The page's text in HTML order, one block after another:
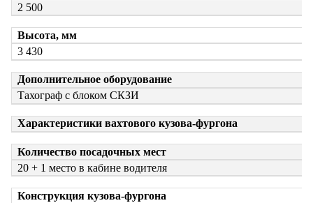
2 500
Высота, мм
3 430
Дополнительное оборудование
Тахограф с блоком СКЗИ
Характеристики вахтового кузова-фургона
Количество посадочных мест
20 + 1 место в кабине водителя
Конструкция кузова-фургона